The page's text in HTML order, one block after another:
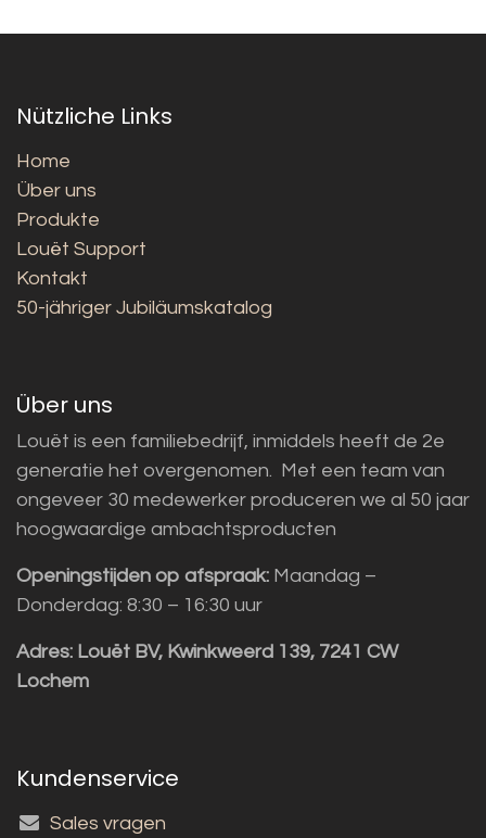
Nützliche Links
Home
Über uns
Produkte
Louët Support
Kontakt
50-jähriger Jubiläumskatalog
Über uns
Louët is een familiebedrijf, inmiddels heeft de 2e
generatie het overgenomen. Met een team van
ongeveer 30 medewerker produceren we al 50 jaar
hoogwaardige ambachtsproducten
Openingstijden op afspraak: Maandag –
Donderdag: 8:30 – 16:30 uur
Adres: Louët BV, Kwinkweerd 139, 7241 CW
Lochem
Kundenservice
Sales vragen